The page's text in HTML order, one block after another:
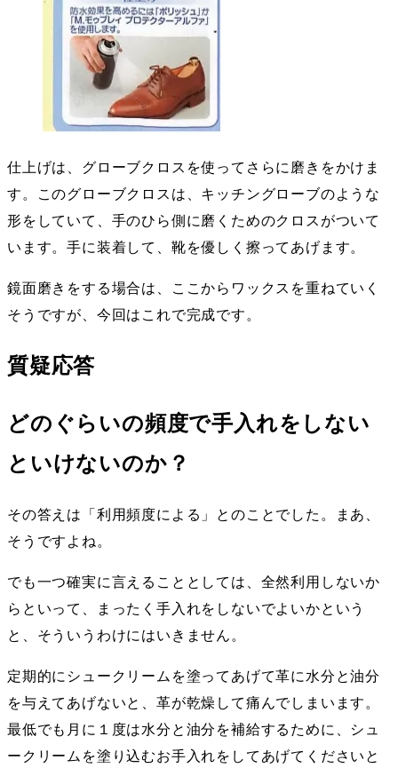
仕上げは、グローブクロスを使ってさらに磨きをかけま
す。このグローブクロスは、キッチングローブのような
形をしていて、手のひら側に磨くためのクロスがついて
います。手に装着して、靴を優しく擦ってあげます。
鏡面磨きをする場合は、ここからワックスを重ねていく
そうですが、今回はこれで完成です。
質疑応答
どのぐらいの頻度で手入れをしない
といけないのか？
その答えは「利用頻度による」とのことでした。まあ、
そうですよね。
でも一つ確実に言えることとしては、全然利用しないか
らといって、まったく手入れをしないでよいかという
と、そういうわけにはいきません。
定期的にシュークリームを塗ってあげて革に水分と油分
を与えてあげないと、革が乾燥して痛んでしまいます。
最低でも月に１度は水分と油分を補給するために、シュ
ークリームを塗り込むお手入れをしてあげてくださいと